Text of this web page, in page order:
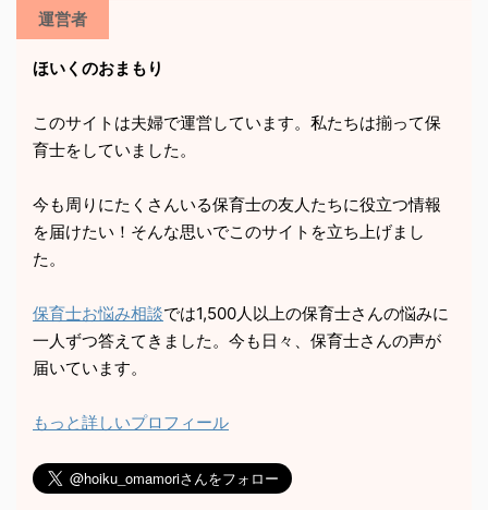
運営者
ほいくのおまもり
このサイトは夫婦で運営しています。私たちは揃って保
育士をしていました。
今も周りにたくさんいる保育士の友人たちに役立つ情報
を届けたい！そんな思いでこのサイトを立ち上げまし
た。
保育士お悩み相談では1,500人以上の保育士さんの悩みに
一人ずつ答えてきました。今も日々、保育士さんの声が
届いています。
もっと詳しいプロフィール